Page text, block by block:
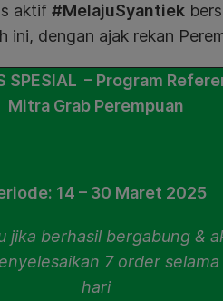
aktif #MelajuSyantiek
ini, dengan ajak rekan
SPESIAL – Program
Mitra Grab Perempuan
14 – 30 Maret 2025
jika berhasil bergabung &
7 order selama
hari